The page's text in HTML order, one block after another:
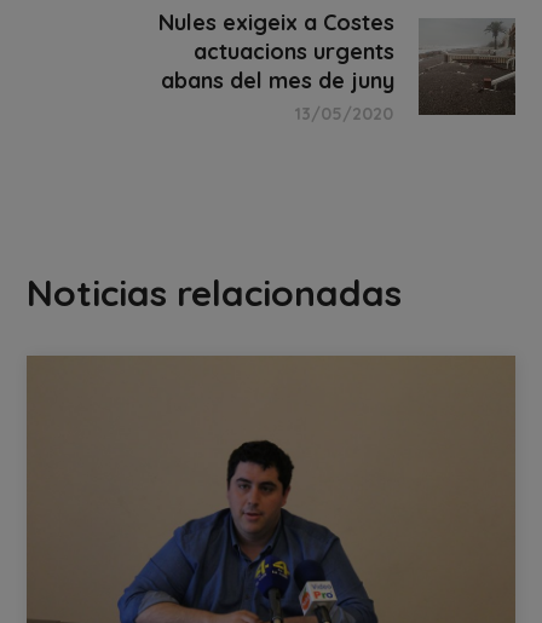
Nules exigeix a Costes
actuacions urgents
abans del mes de juny
13/05/2020
Noticias relacionadas